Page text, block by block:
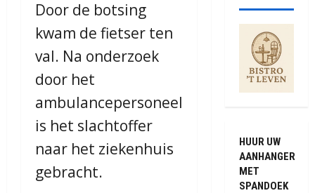
Door de botsing
kwam de fietser ten
val. Na onderzoek
door het
ambulancepersoneel
is het slachtoffer
naar het ziekenhuis
gebracht.
HUUR UW
AANHANGER
MET
SPANDOEK